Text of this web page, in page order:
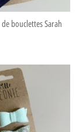
bouclettes Sarah